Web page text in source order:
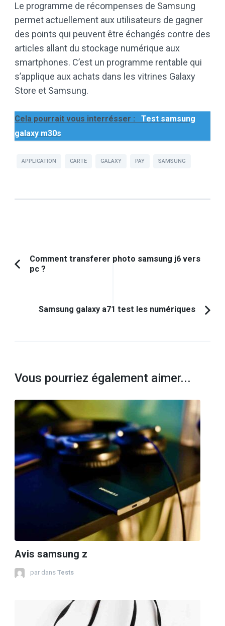
Le programme de récompenses de Samsung
permet actuellement aux utilisateurs de gagner
des points qui peuvent être échangés contre des
articles allant du stockage numérique aux
smartphones. C’est un programme rentable qui
s’applique aux achats dans les vitrines Galaxy
Store et Samsung.
Cela pourrait vous interrésser :
Test samsung
galaxy m30s
APPLICATION CARTE GALAXY PAY SAMSUNG
Navigation
d'article
Article
Comment transferer photo samsung j6 vers
pc ?
Samsung galaxy a71 test les numériques
Vous pourriez également aimer...
Avis samsung z
par dans Tests